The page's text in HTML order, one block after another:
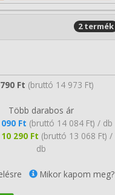
2 termék
Ft (bruttó 14 973 Ft)
Több darabos ár
Ft (bruttó 14 084 Ft) / db
10 290 Ft (bruttó 13 068 Ft) /
db
Mikor kapom meg?